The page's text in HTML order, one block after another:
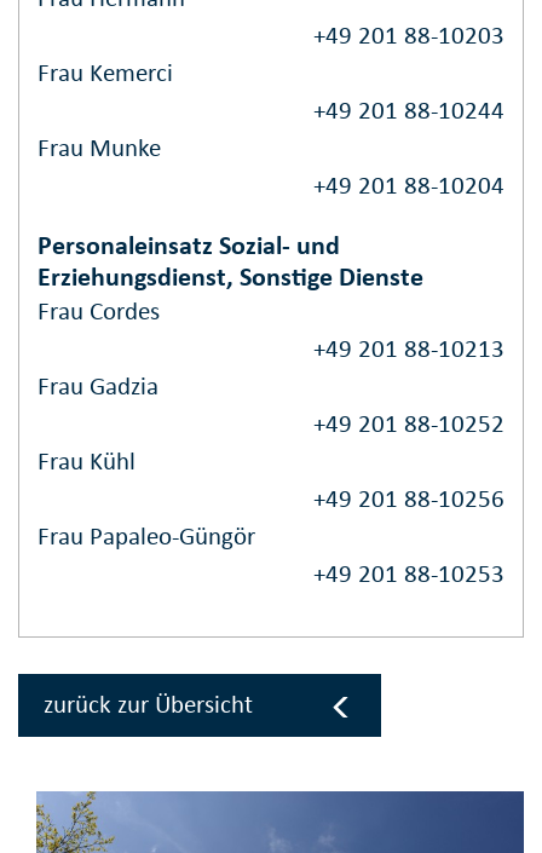
+49 201 88-10203
Frau Kemerci
+49 201 88-10244
Frau Munke
+49 201 88-10204
Personaleinsatz Sozial- und
Erziehungsdienst, Sonstige Dienste
Frau Cordes
+49 201 88-10213
Frau Gadzia
+49 201 88-10252
Frau Kühl
+49 201 88-10256
Frau Papaleo-Güngör
+49 201 88-10253
zurück zur Übersicht